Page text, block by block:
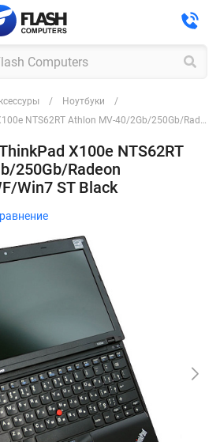
Ноутбуки
Ноутбук Lenovo ThinkPad X100e NTS62RT Athlon MV-40/2Gb/250Gb/Radeon 3200/11.6"/BT/WF/Win7 ST Black
X100e NTS62RT
250Gb/Radeon
Win7 ST Black